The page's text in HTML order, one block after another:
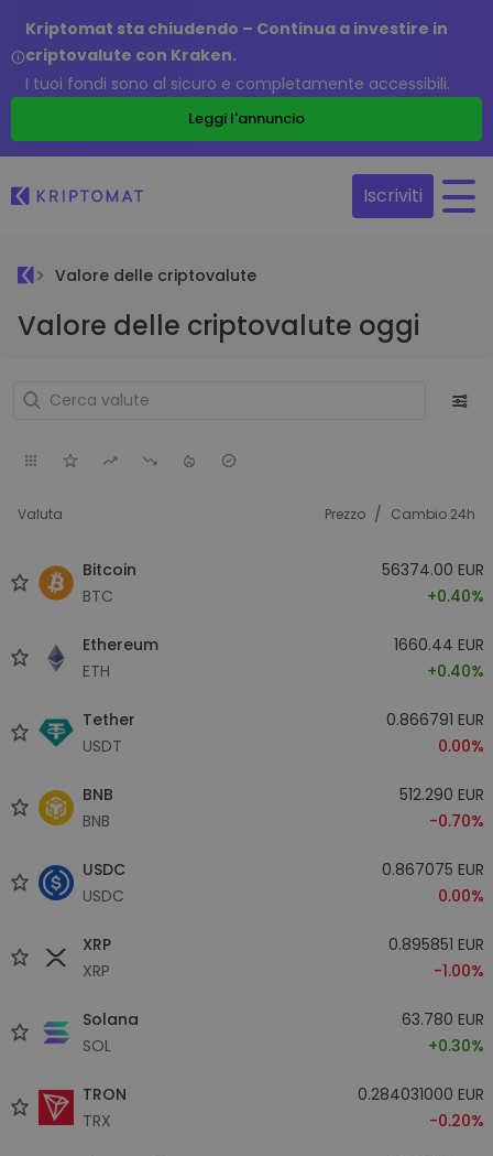
Kriptomat sta chiudendo – Continua a investire in
criptovalute con Kraken.
I tuoi fondi sono al sicuro e completamente accessibili.
Leggi l'annuncio
Iscriviti
Valore delle criptovalute
Valore delle criptovalute oggi
Valuta Prezzo / Cambio 24h
Bitcoin
BTC
56374.00 EUR
+0.40%
Ethereum
ETH
1660.44 EUR
+0.40%
Tether
USDT
0.866791 EUR
0.00%
BNB
BNB
512.290 EUR
-0.70%
USDC
USDC
0.867075 EUR
0.00%
XRP
XRP
0.895851 EUR
-1.00%
Solana
SOL
63.780 EUR
+0.30%
TRON
TRX
0.284031000 EUR
-0.20%